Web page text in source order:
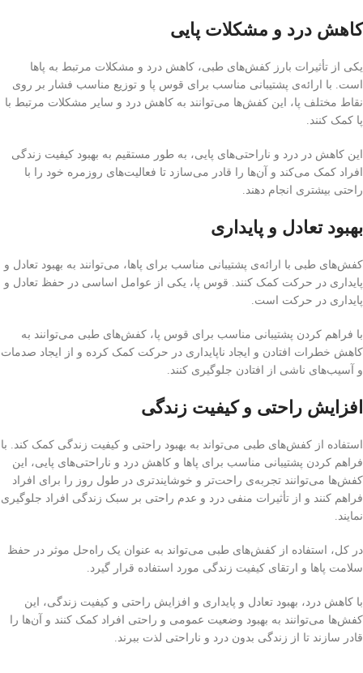
کاهش درد و مشکلات پایی
یکی از تأثیرات بارز کفش‌های طبی، کاهش درد و مشکلات مرتبط به پاها
است. با ارائه‌ی پشتیبانی مناسب برای قوس پا و توزیع مناسب فشار بر روی
نقاط مختلف پا، این کفش‌ها می‌توانند به کاهش درد و سایر مشکلات مرتبط با
پا کمک کنند.
این کاهش در درد و ناراحتی‌های پایی، به طور مستقیم به بهبود کیفیت زندگی
افراد کمک می‌کند و آن‌ها را قادر می‌سازد تا فعالیت‌های روزمره خود را با
راحتی بیشتری انجام دهند.
بهبود تعادل و پایداری
کفش‌های طبی با ارائه‌ی پشتیبانی مناسب برای پاها، می‌توانند به بهبود تعادل و
پایداری در حرکت کمک کنند. قوس پا، یکی از عوامل اساسی در حفظ تعادل و
پایداری در حرکت است.
با فراهم کردن پشتیبانی مناسب برای قوس پا، کفش‌های طبی می‌توانند به
کاهش خطرات افتادن و ایجاد ناپایداری در حرکت کمک کرده و از ایجاد صدمات
و آسیب‌های ناشی از افتادن جلوگیری کنند.
افزایش راحتی و کیفیت زندگی
استفاده از کفش‌های طبی می‌تواند به بهبود راحتی و کیفیت زندگی کمک کند. با
فراهم کردن پشتیبانی مناسب برای پاها و کاهش درد و ناراحتی‌های پایی، این
کفش‌ها می‌توانند تجربه‌ی راحت‌تر و خوشایندتری در طول روز را برای افراد
فراهم کنند و از تأثیرات منفی درد و عدم راحتی بر سبک زندگی افراد جلوگیری
نمایند.
در کل، استفاده از کفش‌های طبی می‌تواند به عنوان یک راه‌حل موثر در حفظ
سلامت پاها و ارتقای کیفیت زندگی مورد استفاده قرار گیرد.
با کاهش درد، بهبود تعادل و پایداری و افزایش راحتی و کیفیت زندگی، این
کفش‌ها می‌توانند به بهبود وضعیت عمومی و راحتی افراد کمک کنند و آن‌ها را
قادر سازند تا از زندگی بدون درد و ناراحتی لذت ببرند.